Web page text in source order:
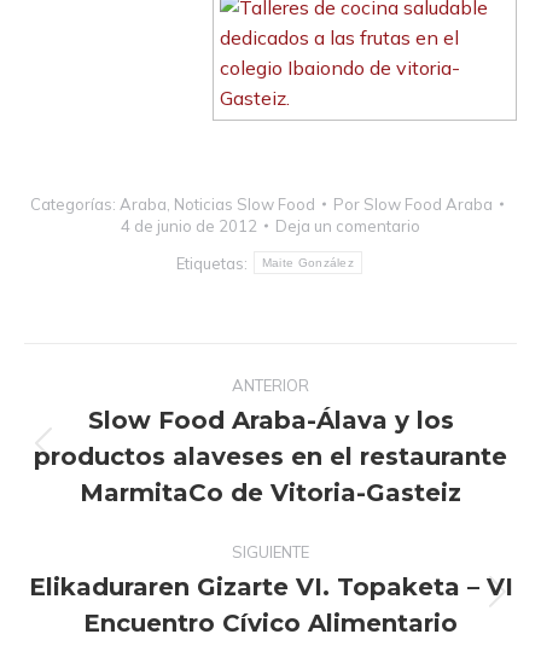
Categorías: Araba Noticias Slow Food Por Slow Food Araba
4 de junio de 2012
Deja un comentario
Etiquetas:
Maite González
publicaciones
ANTERIOR
Publicación
anterior:
Slow Food Araba-Álava y los
productos alaveses en el restaurante
MarmitaCo de Vitoria-Gasteiz
SIGUIENTE
Publicación
siguiente:
Elikaduraren Gizarte VI. Topaketa – VI
Encuentro Cívico Alimentario